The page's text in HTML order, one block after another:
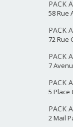
PACK
58 Rue
PACK
72 Rue
PACK
7
PACK
5 Place
PACK
2 Mail